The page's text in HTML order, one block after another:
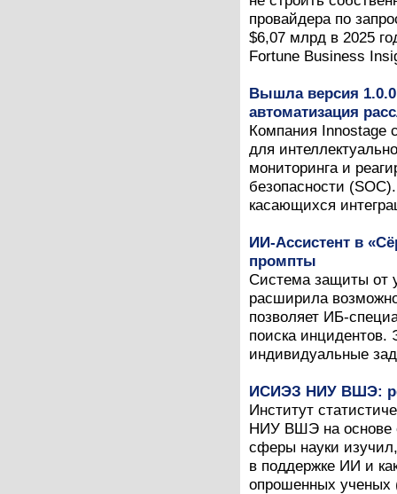
провайдера по
$6,07 млрд в 2025
Fortune Business
Вышла версия
автоматизация
Компания Innostage
для
мониторинга и
безопасности
касающихся
ИИ-Ассистент в
промпты
Система защиты от
расширила
позволяет ИБ-
поиска инцидентов.
индивидуальные
ИСИЭЗ НИУ ВШЭ:
Институт
НИУ ВШЭ на основе
сферы науки
в поддержке ИИ и
опрошенных ученых